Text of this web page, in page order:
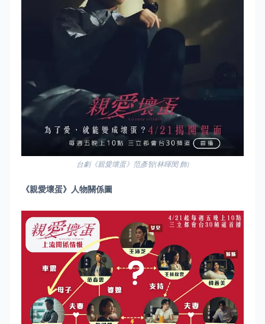
台劇《親愛壞蛋》范彥智(林暉閔 飾)
《親愛壞蛋》 人物關係圖